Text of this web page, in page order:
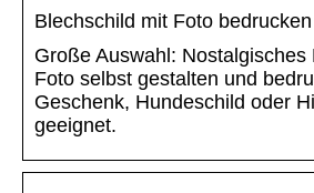
Blechschild mit Foto
Große Auswahl: Nostalgisches
Foto selbst gestalten und
Geschenk, Hundeschild oder
geeignet.